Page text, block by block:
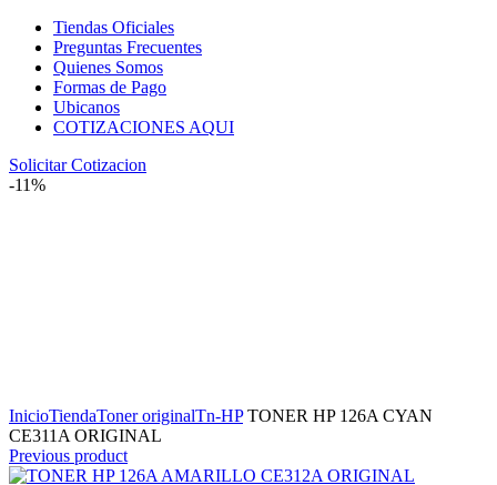
Tiendas Oficiales
Preguntas Frecuentes
Quienes Somos
Formas de Pago
Ubicanos
COTIZACIONES AQUI
Solicitar Cotizacion
-11%
InicioTiendaToner originalTn-HPTONER HP 126A CYAN
CE311A ORIGINAL
Previous product